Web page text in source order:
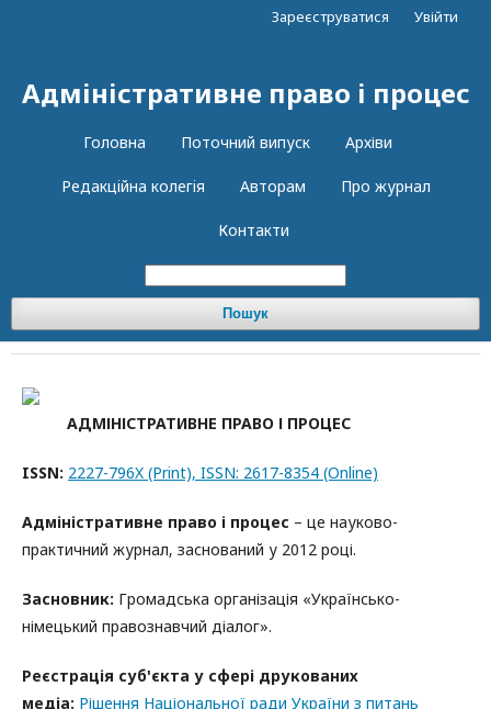
Адміністративне право і процес
Головна Поточний випуск Архіви
Редакцiйна колегiя Авторам Про журнал
Контакти
Пошук
Зареєструватися Увійти
АДМІНІСТРАТИВНЕ ПРАВО І ПРОЦЕС
ISSN: 2227-796X (Print), ISSN: 2617-8354 (Online)
Адміністративне право і процес – це науково-
практичний журнал‚ заснований у 2012 році.
Засновник: Громадська організація «Українсько-
німецький правознавчий діалог».
Реєстрація суб'єкта у сфері друкованих
медіа: Рішення Національної ради України з питань